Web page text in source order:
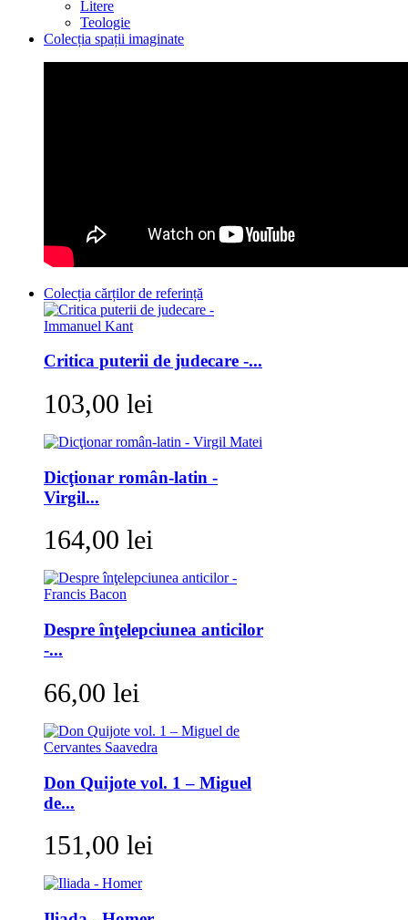
Litere
Teologie
Colecția spații imaginate
Colecția cărților de referință
Critica puterii de judecare -...
103,00 lei
Dicţionar român-latin -
Virgil...
164,00 lei
Despre înţelepciunea anticilor
-...
66,00 lei
Don Quijote vol. 1 – Miguel
de...
151,00 lei